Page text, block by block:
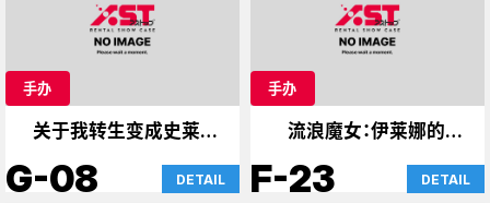
手办
关于我转生变成史莱姆
这档事，魔卡少女樱
G-08 DETAIL
手办
流浪魔女：伊莱娜的旅
程
F-23 DETAIL